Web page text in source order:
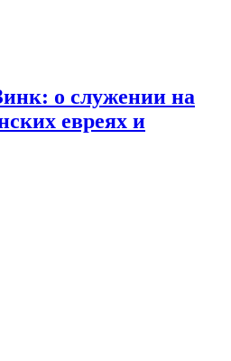
о служении на
евреях и